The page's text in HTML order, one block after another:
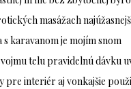
masážach
s karavanom je mojím snom
telu pravidelnú dávku
pre interiér aj vonkajšie